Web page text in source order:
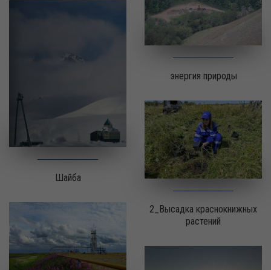
Шайба
энергия природы
2_Высадка краснокнижных
растений